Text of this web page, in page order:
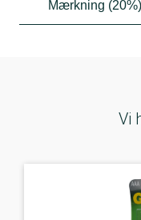
Mærkning (20%)
Vi